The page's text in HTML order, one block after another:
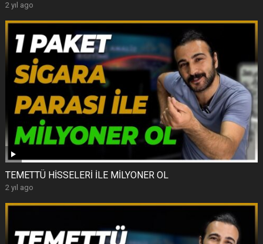
2 yıl ago
TEMETTÜ HİSSELERİ İLE MİLYONER OL
2 yıl ago